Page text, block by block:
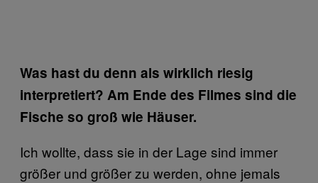
Was hast du denn als wirklich riesig
interpretiert? Am Ende des Filmes sind die
Fische so groß wie Häuser.
Ich wollte, dass sie in der Lage sind immer
größer und größer zu werden, ohne jemals